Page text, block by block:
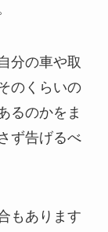
分の車や取
のくらいの
るのかをま
ず告げるべ
もあります